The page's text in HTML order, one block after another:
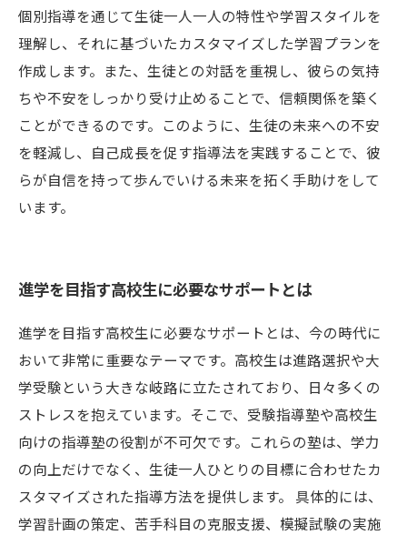
個別指導を通じて生徒一人一人の特性や学習スタイルを
理解し、それに基づいたカスタマイズした学習プランを
作成します。また、生徒との対話を重視し、彼らの気持
ちや不安をしっかり受け止めることで、信頼関係を築く
ことができるのです。このように、生徒の未来への不安
を軽減し、自己成長を促す指導法を実践することで、彼
らが自信を持って歩んでいける未来を拓く手助けをして
います。
進学を目指す高校生に必要なサポートとは
進学を目指す高校生に必要なサポートとは、今の時代に
おいて非常に重要なテーマです。高校生は進路選択や大
学受験という大きな岐路に立たされており、日々多くの
ストレスを抱えています。そこで、受験指導塾や高校生
向けの指導塾の役割が不可欠です。これらの塾は、学力
の向上だけでなく、生徒一人ひとりの目標に合わせたカ
スタマイズされた指導方法を提供します。 具体的には、
学習計画の策定、苦手科目の克服支援、模擬試験の実施